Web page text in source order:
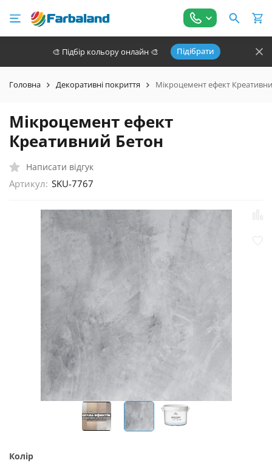
🎨 Підбір кольору онлайн 🎨 Підібрати
Головна Декоративні покриття Мікроцемент ефект
Мікроцемент ефект
Креативний Бетон
Написати відгук
Артикул: SKU-7767
Колір